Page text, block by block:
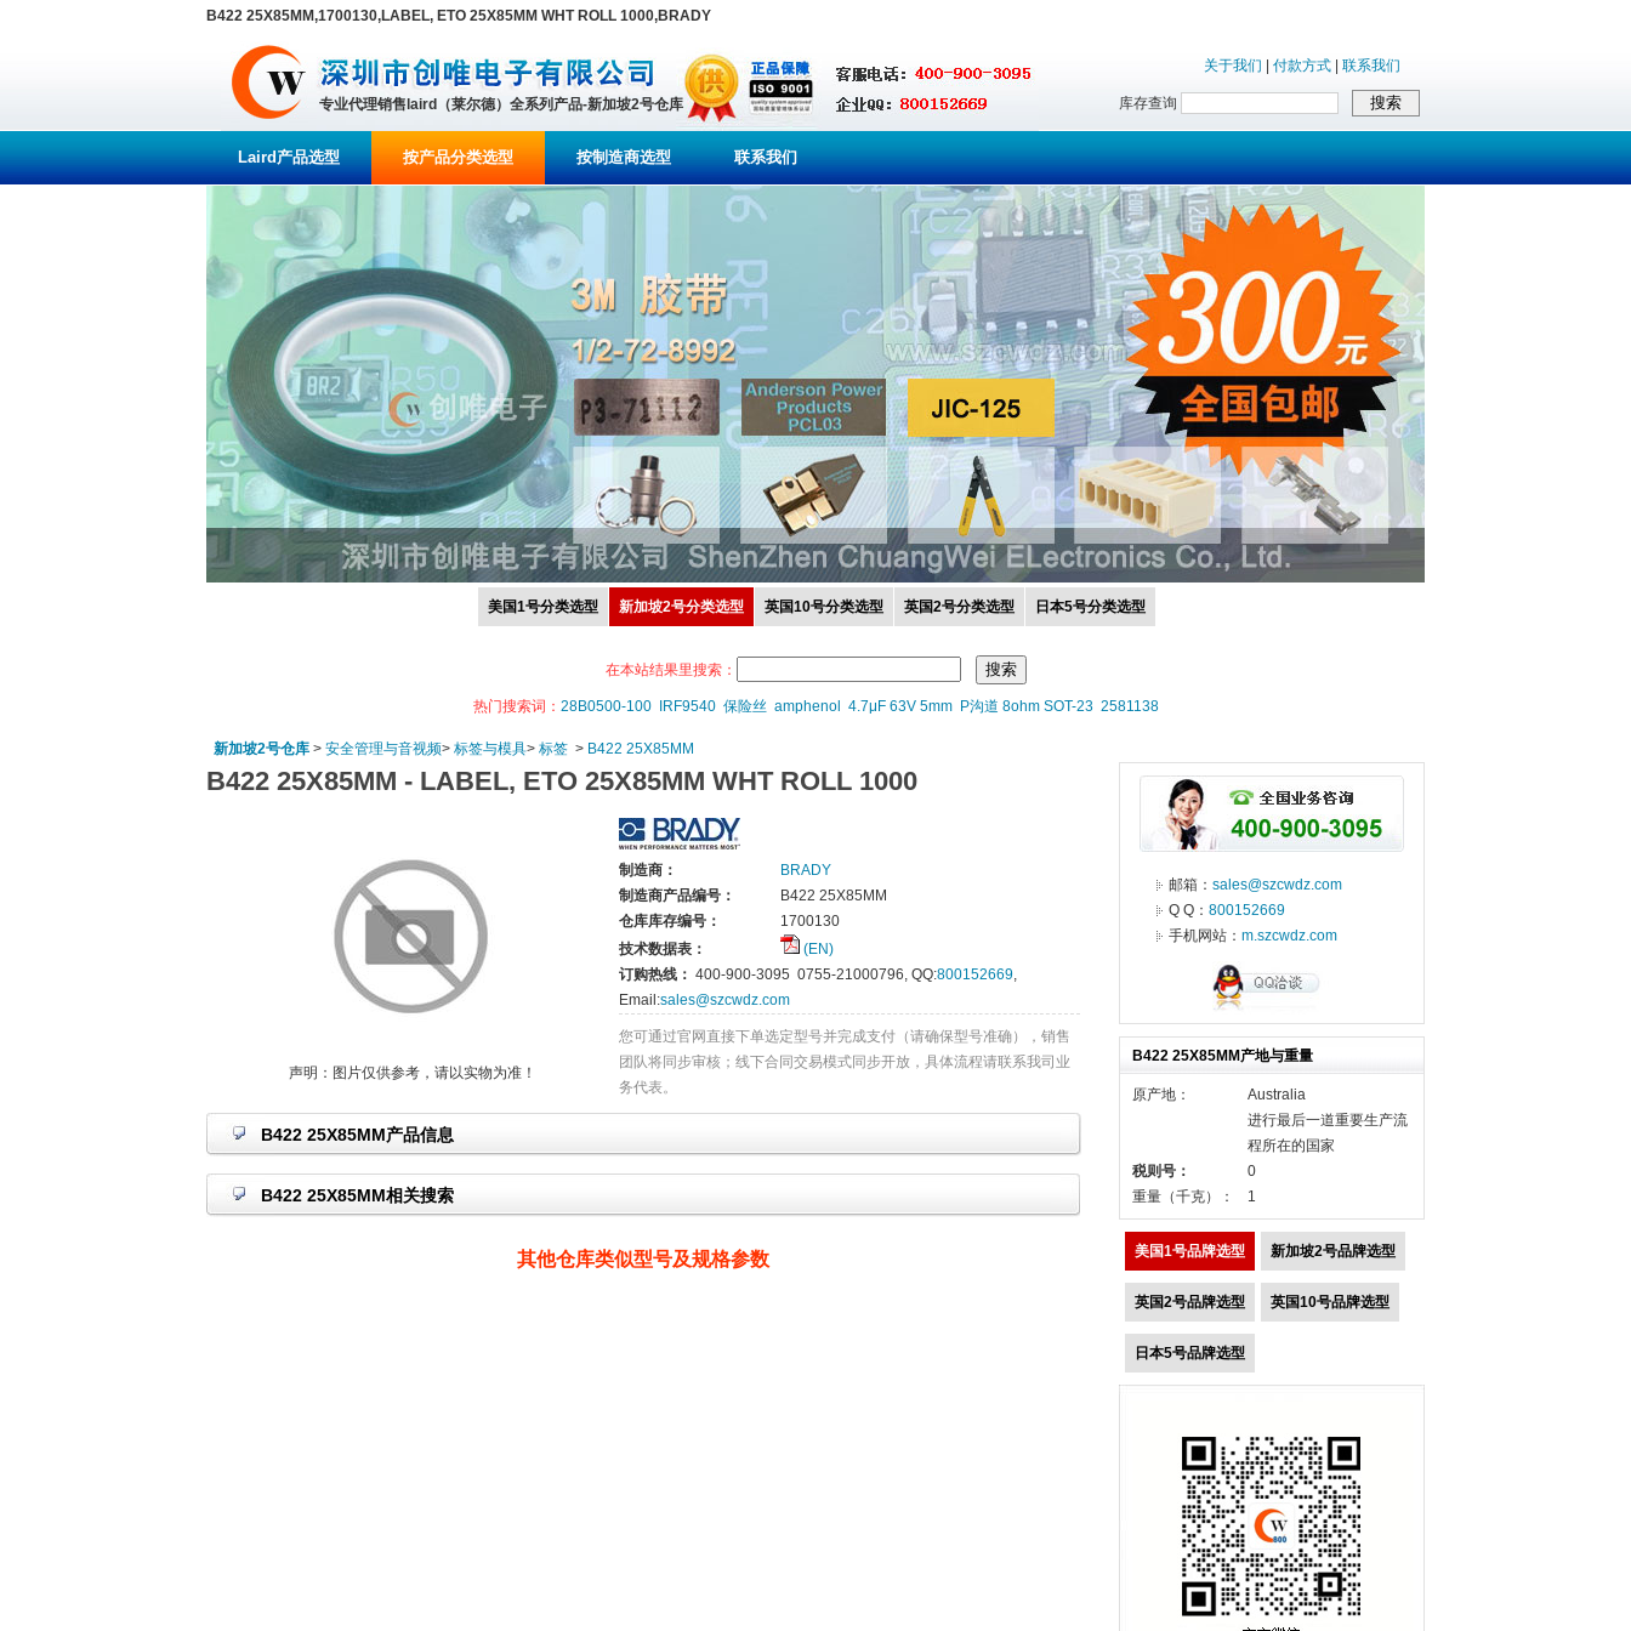
B422 25X85MM,1700130,LABEL, ETO 25X85MM WHT ROLL 1000,BRADY
专业代理销售laird（莱尔德）全系列产品-新加坡2号仓库
关于我们 付款方式 联系我们
库存查询
Laird产品选型 按产品分类选型 按制造商选型 联系我们
美国1号分类选型 新加坡2号分类选型 英国10号分类选型 英国2号分类选型 日本5号分类选型
在本站结果里搜索：
热门搜索词： 28B0500-100 IRF9540 保险丝 amphenol 4.7μF 63V 5mm P沟道 8ohm SOT-23 2581138
新加坡2号仓库 > 安全管理与音视频> 标签与模具> 标签 > B422 25X85MM
B422 25X85MM - LABEL, ETO 25X85MM WHT ROLL 1000
声明：图片仅供参考，请以实物为准！
制造商：
BRADY
制造商产品编号：
B422 25X85MM
仓库库存编号：
1700130
技术数据表：
(EN)
订购热线： 400-900-3095 0755-21000796, QQ:800152669,
Email:sales@szcwdz.com
您可通过官网直接下单选定型号并完成支付（请确保型号准确），销售
团队将同步审核；线下合同交易模式同步开放，具体流程请联系我司业
务代表。
B422 25X85MM产品信息
B422 25X85MM相关搜索
其他仓库类似型号及规格参数
邮箱： sales@szcwdz.com
Q Q： 800152669
手机网站： m.szcwdz.com
B422 25X85MM产地与重量
原产地：
Australia
进行最后一道重要生产流
程所在的国家
税则号：
0
重量（千克）：
1
美国1号品牌选型 新加坡2号品牌选型
英国2号品牌选型 英国10号品牌选型
日本5号品牌选型